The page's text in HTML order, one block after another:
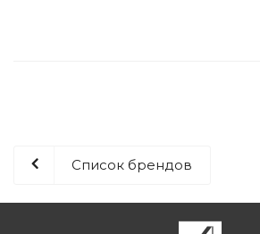
Список брендов